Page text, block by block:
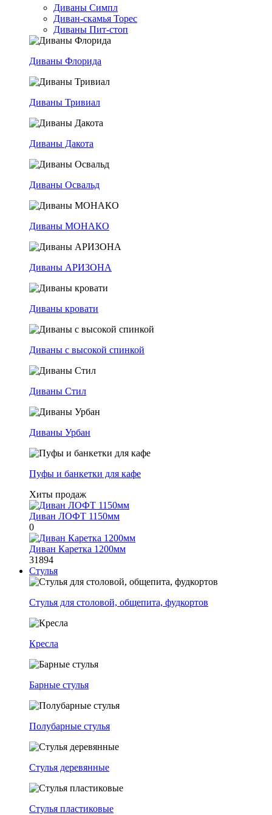
Диваны Симпл
Диван-скамья Торес
Диваны Пит-стоп
Диваны Флорида
Диваны Тривиал
Диваны Дакота
Диваны Освальд
Диваны МОНАКО
Диваны АРИЗОНА
Диваны кровати
Диваны с высокой спинкой
Диваны Стил
Диваны Урбан
Пуфы и банкетки для кафе
Хиты продаж
Диван ЛОФТ 1150мм
0
Диван Каретка 1200мм
31894
Стулья
Стулья для столовой, общепита, фудкортов
Кресла
Барные стулья
Полубарные стулья
Стулья деревянные
Стулья пластиковые